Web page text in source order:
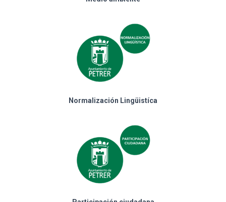
Normalización Lingüistíca